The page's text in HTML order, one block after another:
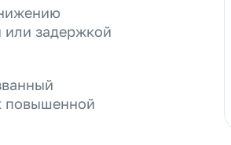
или задержкой
повышенной